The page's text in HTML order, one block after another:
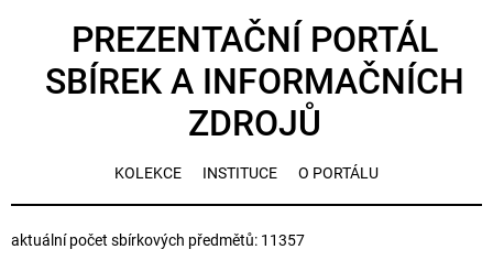
PREZENTAČNÍ PORTÁL
SBÍREK A INFORMAČNÍCH
ZDROJŮ
KOLEKCE INSTITUCE O PORTÁLU
aktuální počet sbírkových předmětů: 11357